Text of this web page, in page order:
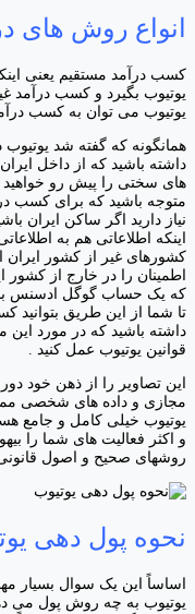
انواع روش های
کسب درآمد مستقیم یعنی
یوتیوب بگیرد و کسب درآمد
یوتیوب می توان به کسب
همانگونه که گفته شد
داشته باشید که از داخل
های سختی را پیش رو خواهید
نیاز دارید اگر ساکن ایران
اینکه اطلاعاتی هم به
کشورهای غیر از کشور
اطمینان را در خارج از کشور
که یک حساب گوگل ادسنس
تا شما از این طریق بتوانید
داشته باشید که در مورد این
قوانین یوتیوب عمل کنید .
این تصاویر را از ذهن خود
مجازی و داده های شخصی
یوتیوب خیلی کامل و جامع
و اکثر فعالیت های شما را
روشهای صحیح و اصول قانونی
نحوه پول دهی
اساساً این یک سوال بسیار
یوتیوب به چه روش پول می